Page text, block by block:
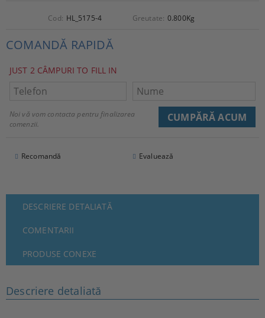
Cod: HL_5175-4 Greutate: 0.800Kg
COMANDĂ RAPIDĂ
JUST 2 CÂMPURI TO FILL IN
Noi vă vom contacta pentru finalizarea
comenzii.
Recomandă Evaluează
DESCRIERE DETALIATĂ
COMENTARII
PRODUSE CONEXE
Descriere detaliată